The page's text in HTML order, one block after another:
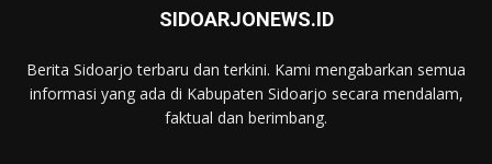
SIDOARJONEWS.ID
Berita Sidoarjo terbaru dan terkini. Kami mengabarkan semua
informasi yang ada di Kabupaten Sidoarjo secara mendalam,
faktual dan berimbang.